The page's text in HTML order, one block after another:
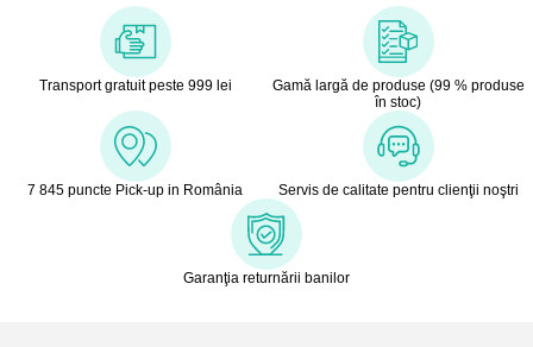
Transport gratuit peste 999 lei
Gamă largă de produse (99 % produse
în stoc)
7 845 puncte Pick-up in România Servis de calitate pentru clienţii noştri
Garanţia returnării banilor